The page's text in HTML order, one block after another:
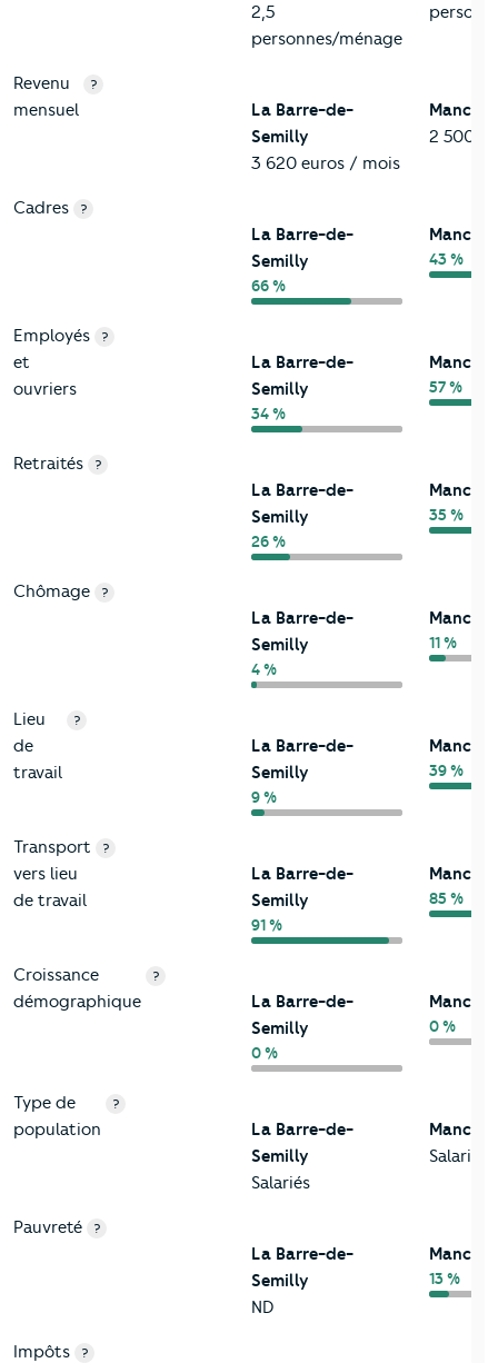
2,5
personnes/ménage
Revenu
mensuel
?
La Barre-de-
Semilly
3 620 euros / mois
Manche
2 500
Cadres ?
La Barre-de-
Semilly
66 %
Manche
43 %
Employés
et
ouvriers
?
La Barre-de-
Semilly
34 %
Manche
57 %
Retraités ?
La Barre-de-
Semilly
26 %
Manche
35 %
Chômage ?
La Barre-de-
Semilly
4 %
Manche
11 %
Lieu
de
travail
?
La Barre-de-
Semilly
9 %
Manche
39 %
Transport
vers lieu
de travail
?
La Barre-de-
Semilly
91 %
Manche
85 %
Croissance
démographique
?
La Barre-de-
Semilly
0 %
Manche
0 %
Type de
population
?
La Barre-de-
Semilly
Salariés
Manche
Salariés
Pauvreté ?
La Barre-de-
Semilly
ND
Manche
13 %
Impôts
?